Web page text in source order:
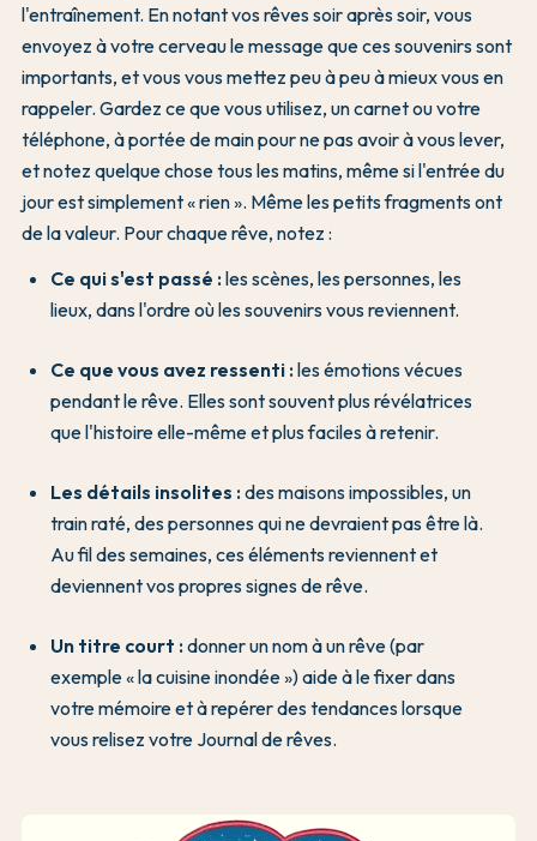
l'entraînement. En notant vos rêves soir après soir, vous
envoyez à votre cerveau le message que ces souvenirs sont
importants, et vous vous mettez peu à peu à mieux vous en
rappeler. Gardez ce que vous utilisez, un carnet ou votre
téléphone, à portée de main pour ne pas avoir à vous lever,
et notez quelque chose tous les matins, même si l'entrée du
jour est simplement « rien ». Même les petits fragments ont
de la valeur. Pour chaque rêve, notez :
Ce qui s'est passé :les scènes, les personnes, les
lieux, dans l'ordre où les souvenirs vous reviennent.
Ce que vous avez ressenti :les émotions vécues
pendant le rêve. Elles sont souvent plus révélatrices
que l'histoire elle-même et plus faciles à retenir.
Les détails insolites :des maisons impossibles, un
train raté, des personnes qui ne devraient pas être là.
Au fil des semaines, ces éléments reviennent et
deviennent vos propres signes de rêve.
Un titre court :donner un nom à un rêve (par
exemple « la cuisine inondée ») aide à le fixer dans
votre mémoire et à repérer des tendances lorsque
vous relisez votre Journal de rêves.